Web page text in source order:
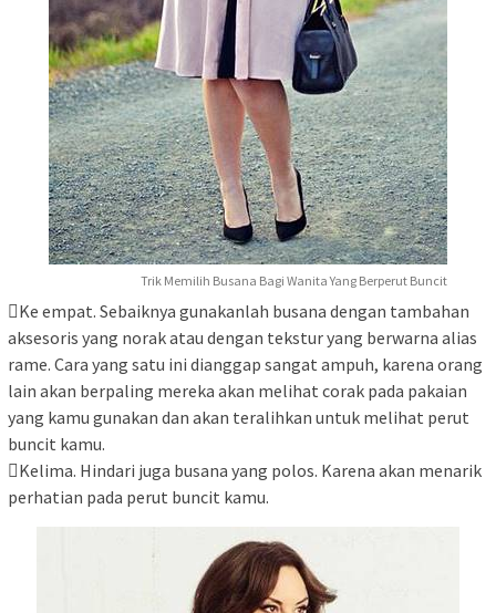
Trik Memilih Busana Bagi Wanita Yang Berperut Buncit
Ke empat. Sebaiknya gunakanlah busana dengan tambahan
aksesoris yang norak atau dengan tekstur yang berwarna alias
rame. Cara yang satu ini dianggap sangat ampuh, karena orang
lain akan berpaling mereka akan melihat corak pada pakaian
yang kamu gunakan dan akan teralihkan untuk melihat perut
buncit kamu.
Kelima. Hindari juga busana yang polos. Karena akan menarik
perhatian pada perut buncit kamu.